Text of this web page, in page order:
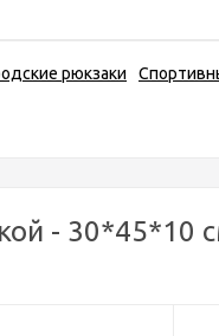
рюкзаки
- 30*45*10